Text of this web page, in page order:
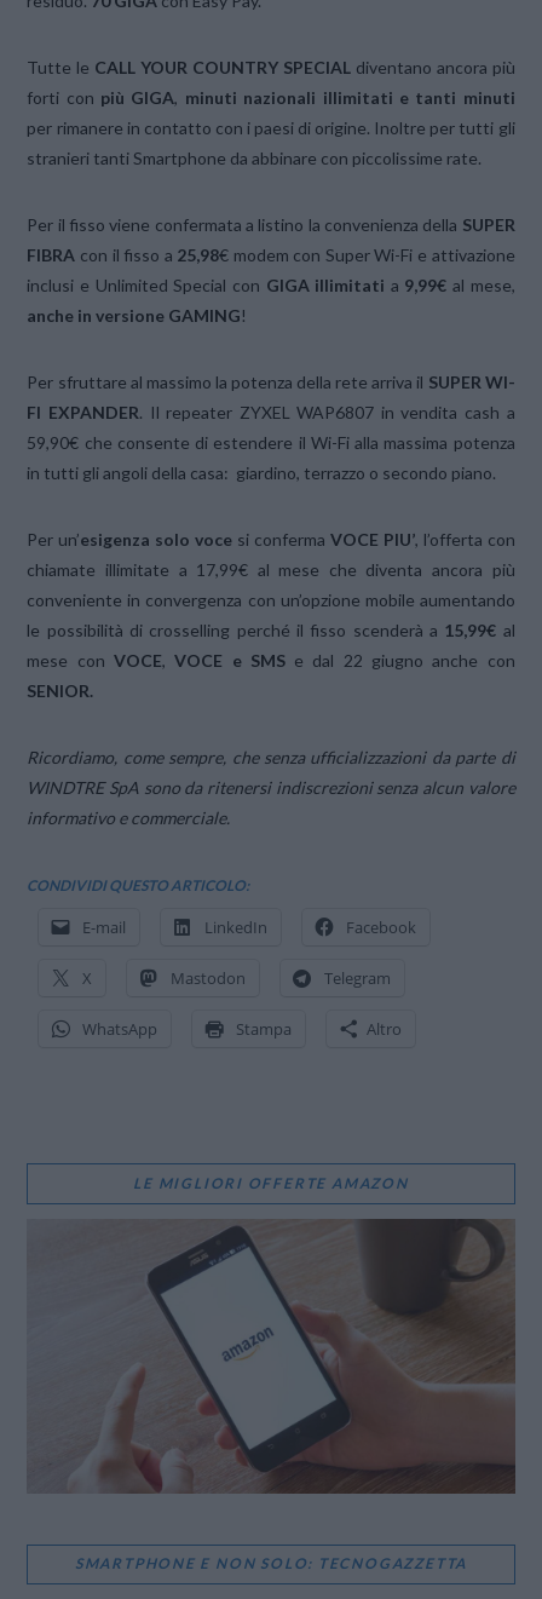
Tutte le CALL YOUR COUNTRY SPECIALdiventano ancora più
forti con più GIGA, minuti nazionali illimitati e tanti minuti
per rimanere in contatto con i paesi di origine. Inoltre per tutti gli
stranieri tanti Smartphone da abbinare con piccolissime rate.
Per il fisso viene confermata a listino la convenienza della SUPER
FIBRA con il fisso a 25,98€ modem con Super Wi-Fi e attivazione
inclusi e Unlimited Special con GIGA illimitati a 9,99€ al mese,
anche in versione GAMING!
Per sfruttare al massimo la potenza della rete arriva il SUPER WI-
FI EXPANDER. Il repeater ZYXEL WAP6807 in vendita cash a
59,90€ che consente di estendere il Wi-Fi alla massima potenza
in tutti gli angoli della casa: giardino, terrazzo o secondo piano.
Per un’esigenza solo voce si conferma VOCE PIU’, l’offerta con
chiamate illimitate a 17,99€ al mese che diventa ancora più
conveniente in convergenza con un’opzione mobile aumentando
le possibilità di crosselling perché il fisso scenderà a 15,99€ al
mese con VOCE,VOCE e SMSe dal 22 giugno anche con
SENIOR.
Ricordiamo, come sempre, che senza ufficializzazioni da parte di
WINDTRE SpA sono da ritenersi indiscrezioni senza alcun valore
informativo e commerciale.
CONDIVIDI QUESTO ARTICOLO:
E-mail LinkedIn Facebook
X Mastodon Telegram
WhatsApp Stampa Altro
LE MIGLIORI OFFERTE AMAZON
SMARTPHONE E NON SOLO: TECNOGAZZETTA